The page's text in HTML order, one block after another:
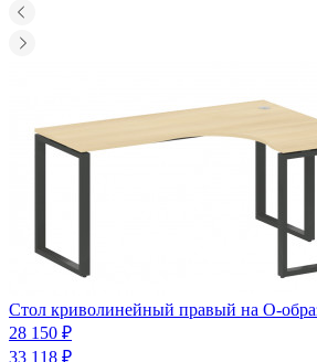
Стол криволинейный правый на О-
28 150 ₽
33 118 ₽